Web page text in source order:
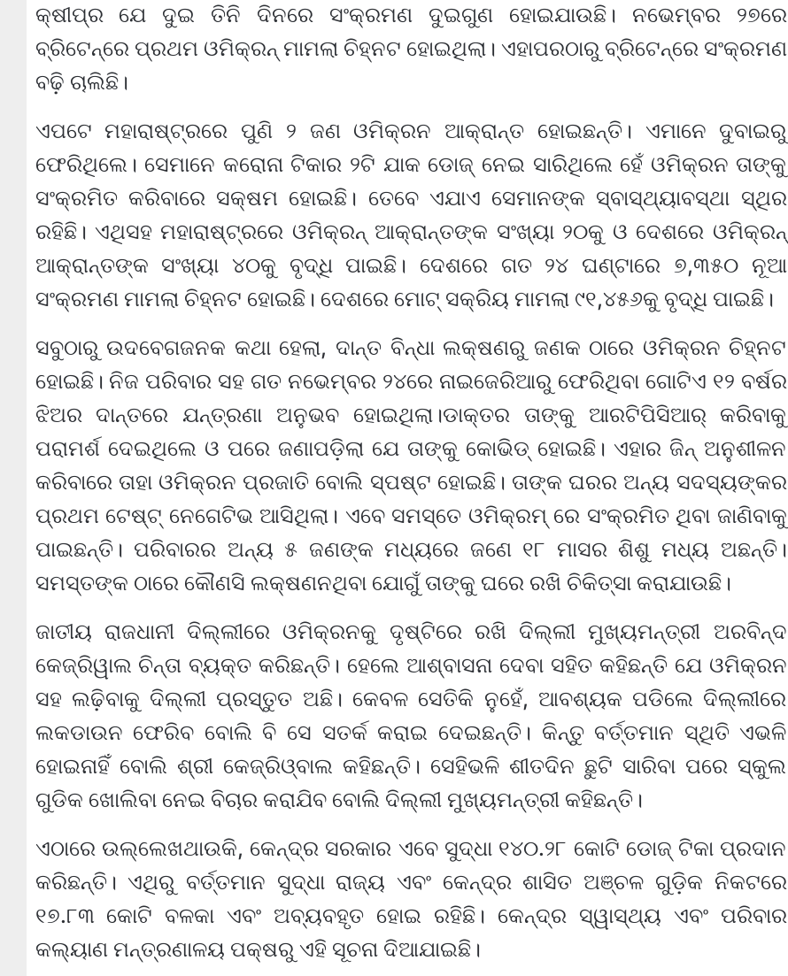
କ୍ଷୀପ୍ର ଯେ ଦୁଇ ତିନି ଦିନରେ ସଂକ୍ରମଣ ଦୁଇଗୁଣ ହୋଇଯାଉଛି। ନଭେମ୍ବର ୨୭ରେ
ବ୍ରିଟେନ୍‌ରେ ପ୍ରଥମ ଓମିକ୍ରନ୍‌ ମାମଲା ଚିହ୍ନଟ ହୋଇଥିଲା। ଏହାପରଠାରୁ ବ୍ରିଟେନ୍‌ରେ ସଂକ୍ରମଣ
ବଢ଼ି ଚାଲିଛି।
ଏପଟେ ମହାରାଷ୍ଟ୍ରରେ ପୁଣି ୨ ଜଣ ଓମିକ୍ରନ ଆକ୍ରାନ୍ତ ହୋଇଛନ୍ତି। ଏମାନେ ଦୁବାଇରୁ
ଫେରିଥିଲେ। ସେମାନେ କରୋନା ଟିକାର ୨ଟି ଯାକ ଡୋଜ୍‌ ନେଇ ସାରିଥିଲେ ହେଁ ଓମିକ୍ରନ ତାଙ୍କୁ
ସଂକ୍ରମିତ କରିବାରେ ସକ୍ଷମ ହୋଇଛି। ତେବେ ଏଯାଏ ସେମାନଙ୍କ ସ୍ବାସ୍ଥ୍ୟାବସ୍ଥା ସ୍ଥିର
ରହିଛି। ଏଥିସହ ମହାରାଷ୍ଟ୍ରରେ ଓମିକ୍ରନ୍‌ ଆକ୍ରାନ୍ତଙ୍କ ସଂଖ୍ୟା ୨୦କୁ ଓ ଦେଶରେ ଓମିକ୍ରନ୍‌
ଆକ୍ରାନ୍ତଙ୍କ ସଂଖ୍ୟା ୪୦କୁ ବୃଦ୍ଧି ପାଇଛି। ‌ଦେଶରେ ଗତ ୨୪ ଘଣ୍ଟାରେ ୭,୩୫୦ ନୂଆ
ସଂକ୍ରମଣ ମାମଲା ଚିହ୍ନଟ ହୋଇଛି। ଦେଶରେ ମୋଟ୍‌ ସକ୍ରିୟ ମାମଲା ୯୧,୪୫୬କୁ ବୃଦ୍ଧି ପାଇଛି।
ସବୁଠାରୁ ଉଦବେଗଜନକ କଥା ହେଲା, ଦାନ୍ତ ବିନ୍ଧା ଲକ୍ଷଣରୁ ଜଣକ ଠାରେ ଓମିକ୍ରନ ଚିହ୍ନଟ
ହୋଇଛି। ନିଜ ପରିବାର ସହ ଗତ ନଭେମ୍ବର ୨୪ରେ ନାଇଜେରିଆରୁ ଫେରିଥିବା ଗୋଟିଏ ୧୨ ବର୍ଷର
ଝିଅର ଦାନ୍ତରେ ଯନ୍ତ୍ରଣା ଅନୁଭବ ହୋଇଥିଲା।ଡାକ୍ତର ତାଙ୍କୁ ଆରଟିପିସିଆର୍ କରିବାକୁ
ପରାମର୍ଶ ଦେଇଥିଲେ ଓ ପରେ ଜଣାପଡ଼ିଲା ଯେ ତାଙ୍କୁ କୋଭିଡ୍ ହୋଇଛି। ଏହାର ଜିନ୍ ଅନୁଶୀଳନ
କରିବାରେ ତାହା ଓମିକ୍ରନ ପ୍ରଜାତି ବୋଲି ସ୍ପଷ୍ଟ ହୋଇଛି। ତାଙ୍କ ଘରର ଅନ୍ୟ ସଦସ୍ୟଙ୍କର
ପ୍ରଥମ ଟେଷ୍ଟ୍ ନେଗେଟିଭ ଆସିଥିଲା। ଏବେ ସମସ୍ତେ ଓମିକ୍ରମ୍ ରେ ସଂକ୍ରମିତ ଥିବା ଜାଣିବାକୁ
ପାଇଛନ୍ତି। ପରିବାରର ଅନ୍ୟ ୫ ଜଣଙ୍କ ମଧ୍ୟରେ ଜଣେ ୧୮ ମାସର ଶିଶୁ ମଧ୍ୟ ଅଛନ୍ତି।
ସମସ୍ତଙ୍କ ଠାରେ କୌଣସି ଲକ୍ଷଣନଥିବା ଯୋଗୁଁ ତାଙ୍କୁ ଘରେ ରଖି ଚିକିତ୍ସା କରାଯାଉଛି।
ଜାତୀୟ ରାଜଧାନୀ ଦିଲ୍ଲୀରେ ଓମିକ୍ରନକୁ ଦୃଷ୍ଟିରେ ରଖି ଦିଲ୍ଲୀ ମୁଖ୍ୟମନ୍ତ୍ରୀ ଅରବିନ୍ଦ
କେଜ୍ରିୱାଲ ଚିନ୍ତା ବ୍ୟକ୍ତ କରିଛନ୍ତି। ହେଲେ ଆଶ୍ବାସନା ଦେବା ସହିତ କହିଛନ୍ତି ଯେ ଓମିକ୍ରନ
ସହ ଲଢ଼ିବାକୁ ଦିଲ୍ଲୀ ପ୍ରସ୍ତୁତ ଅଛି। କେବଳ ସେତିକି ନୁହେଁ, ଆବଶ୍ୟକ ପଡିଲେ ଦିଲ୍ଲୀରେ
ଲକଡାଉନ ଫେରିବ ବୋଲି ବି ସେ ସତର୍କ କରାଇ ଦେଇଛନ୍ତି। କିନ୍ତୁ ବର୍ତ୍ତମାନ ସ୍ଥିତି ଏଭଳି
ହୋଇନାହିଁ ବୋଲି ଶ୍ରୀ କେଜ୍ରିଓ୍ବାଲ କହିଛନ୍ତି। ସେହିଭଳି ଶୀତଦିନ ଛୁଟି ସାରିବା ପରେ ସ୍କୁଲ
ଗୁଡିକ ଖୋଲିବା ନେଇ ବିଚାର କରାଯିବ ବୋଲି ଦିଲ୍ଲୀ ମୁଖ୍ୟମନ୍ତ୍ରୀ କହିଛନ୍ତି।
ଏଠାରେ ଉଲ୍ଲେଖଥାଉକି, କେନ୍ଦ୍ର ସରକାର ଏବେ ସୁଦ୍ଧା ୧୪୦.୨୮ କୋଟି ଡୋଜ୍ ଟିକା ପ୍ରଦାନ
କରିଛନ୍ତି। ଏଥିରୁ ବର୍ତ୍ତମାନ ସୁଦ୍ଧା ରାଜ୍ୟ ଏବଂ କେନ୍ଦ୍ର ଶାସିତ ଅଞ୍ଚଳ ଗୁଡ଼ିକ ନିକଟରେ
୧୭.୮୩ କୋଟି ବଳକା ଏବଂ ଅବ୍ୟବହୃତ ହୋଇ ରହିଛି। କେନ୍ଦ୍ର ସ୍ୱାସ୍ଥ୍ୟ ଏବଂ ପରିବାର
କଲ୍ୟାଣ ମନ୍ତ୍ରଣାଳୟ ପକ୍ଷରୁ ଏହି ସୂଚନା ଦିଆଯାଇଛି।